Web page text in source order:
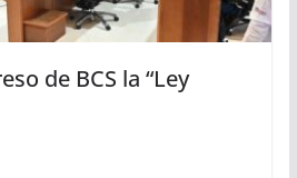
de BCS la “Ley